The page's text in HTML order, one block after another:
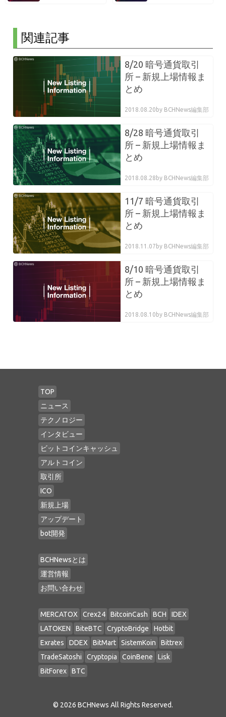
関連記事
8/20 暗号通貨取引
所 – 新規上場情報ま
とめ
2018.08.20 by BCHNews編集部
8/28 暗号通貨取引
所 – 新規上場情報ま
とめ
2018.08.28 by BCHNews編集部
11/7 暗号通貨取引
所 – 新規上場情報ま
とめ
2018.11.07 by BCHNews編集部
8/10 暗号通貨取引
所 – 新規上場情報ま
とめ
2018.08.10 by BCHNews編集部
TOP
ニュース
テクノロジー
インタビュー
ビットコインキャッシュ
アルトコイン
取引所
ICO
新規上場
アップデート
bot開発
BCHNewsとは
運営情報
お問い合わせ
MERCATOX Crex24 BitcoinCash BCH
IDEX
LATOKEN
BiteBTC CryptoBridge
Hotbit
Exrates
DDEX BitMart SistemKoin
Bittrex
TradeSatoshi
Cryptopia CoinBene
Lisk
BitForex
BTC
© 2026 BCHNews All Rights Reserved.